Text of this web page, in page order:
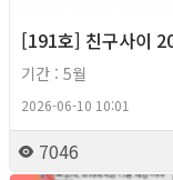
[191호] 친구사이
기간 : 5월
2026-06-10 10:01
7046